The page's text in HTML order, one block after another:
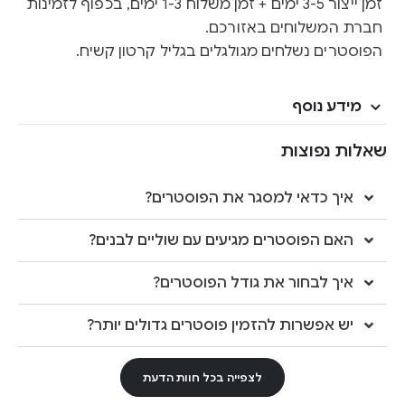
זמן ייצור 3-5 ימים + זמן משלוח 1-3 ימים, בכפוף לזמינות
חברת המשלוחים באזורכם.
הפוסטרים נשלחים מגולגלים בגליל קרטון קשיח.
מידע נוסף
שאלות נפוצות
איך כדאי למסגר את הפוסטרים?
האם הפוסטרים מגיעים עם שוליים לבנים?
איך לבחור את גודל הפוסטרים?
יש אפשרות להזמין פוסטרים גדולים יותר?
לצפייה בכל חוות הדעת